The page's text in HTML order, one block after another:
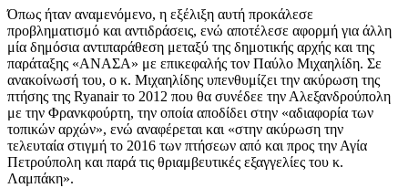
Όπως ήταν αναμενόμενο, η εξέλιξη αυτή προκάλεσε
προβληματισμό και αντιδράσεις, ενώ αποτέλεσε αφορμή για άλλη
μία δημόσια αντιπαράθεση μεταξύ της δημοτικής αρχής και της
παράταξης «ΑΝΑΣΑ» με επικεφαλής τον Παύλο Μιχαηλίδη. Σε
ανακοίνωσή του, ο κ. Μιχαηλίδης υπενθυμίζει την ακύρωση της
πτήσης της Ryanair το 2012 που θα συνέδεε την Αλεξανδρούπολη
με την Φρανκφούρτη, την οποία αποδίδει στην «αδιαφορία των
τοπικών αρχών», ενώ αναφέρεται και «στην ακύρωση την
τελευταία στιγμή το 2016 των πτήσεων από και προς την Αγία
Πετρούπολη και παρά τις θριαμβευτικές εξαγγελίες του κ.
Λαμπάκη».